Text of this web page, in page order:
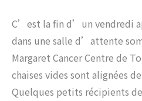
C’est la fin d’un vendredi
dans une salle d’attente
Margaret Cancer Centre de
chaises vides sont alignées
Quelques petits récipients